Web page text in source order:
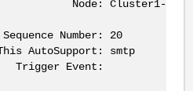
Cluster1-
Number: 20
AutoSupport: smtp
Event: